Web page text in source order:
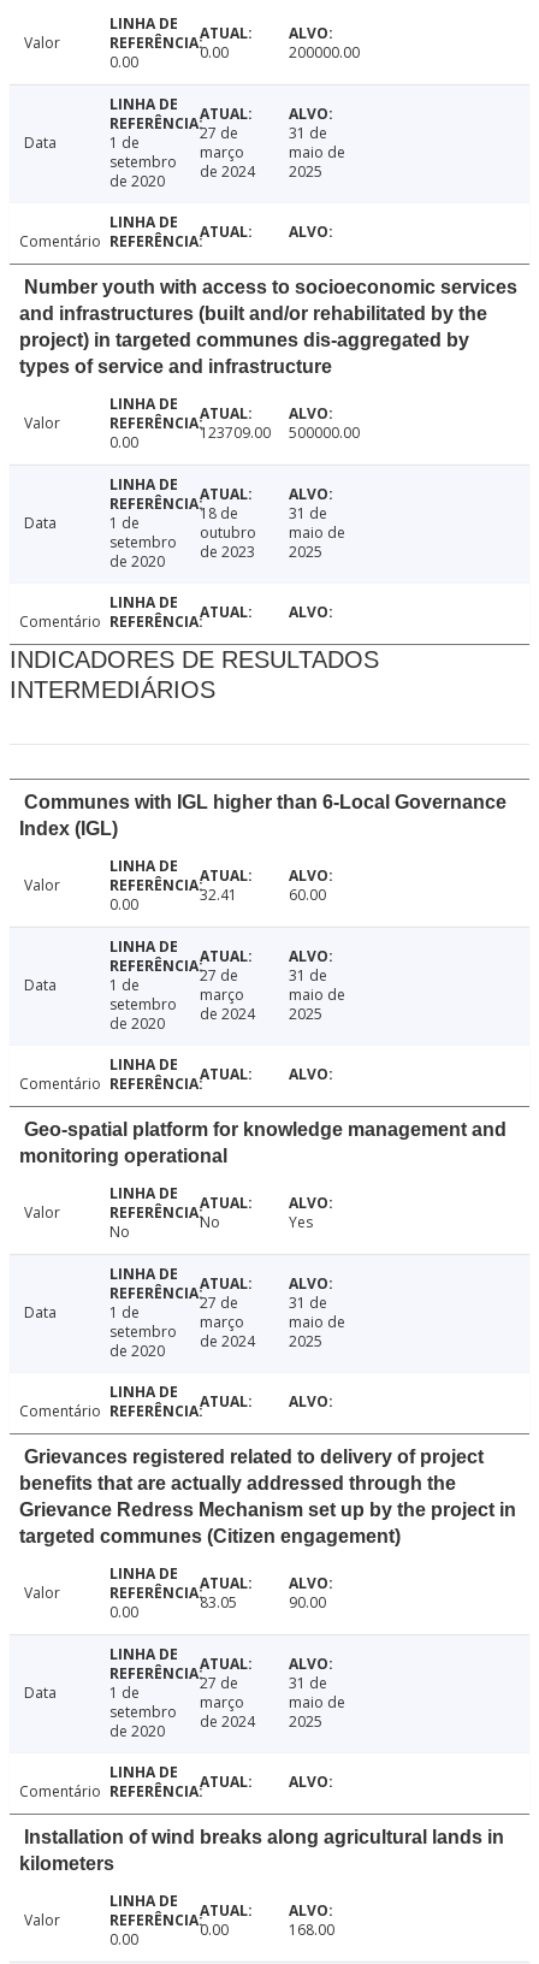
Valor
0.00
0.00 200000.00
Data
1 de
setembro
de 2020
27 de
março
de 2024
31 de
maio de
2025
Comentário
Number youth with access to socioeconomic services
and infrastructures (built and/or rehabilitated by the
project) in targeted communes dis-aggregated by
types of service and infrastructure
Valor
0.00
123709.00 500000.00
Data
1 de
setembro
de 2020
18 de
outubro
de 2023
31 de
maio de
2025
Comentário
INDICADORES DE RESULTADOS
INTERMEDIÁRIOS
Communes with IGL higher than 6-Local Governance
Index (IGL)
Valor
0.00
32.41 60.00
Data
1 de
setembro
de 2020
27 de
março
de 2024
31 de
maio de
2025
Comentário
Geo-spatial platform for knowledge management and
monitoring operational
Valor
No
No Yes
Data
1 de
setembro
de 2020
27 de
março
de 2024
31 de
maio de
2025
Comentário
Grievances registered related to delivery of project
benefits that are actually addressed through the
Grievance Redress Mechanism set up by the project in
targeted communes (Citizen engagement)
Valor
0.00
83.05 90.00
Data
1 de
setembro
de 2020
27 de
março
de 2024
31 de
maio de
2025
Comentário
Installation of wind breaks along agricultural lands in
kilometers
Valor
0.00
0.00 168.00